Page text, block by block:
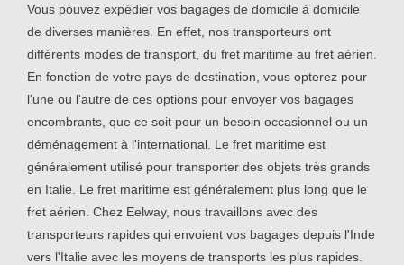
Vous pouvez expédier vos bagages de domicile à domicile
de diverses manières. En effet, nos transporteurs ont
différents modes de transport, du fret maritime au fret aérien.
En fonction de votre pays de destination, vous opterez pour
l'une ou l'autre de ces options pour envoyer vos bagages
encombrants, que ce soit pour un besoin occasionnel ou un
déménagement à l'international. Le fret maritime est
généralement utilisé pour transporter des objets très grands
en Italie. Le fret maritime est généralement plus long que le
fret aérien. Chez Eelway, nous travaillons avec des
transporteurs rapides qui envoient vos bagages depuis l'Inde
vers l'Italie avec les moyens de transports les plus rapides.